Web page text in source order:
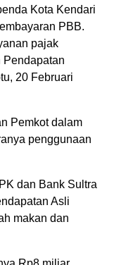
Kota Kendari
PBB.
pajak
Pendapatan
20 Februari
Pemkot dalam
penggunaan
dan Bank Sultra
Asli
makan dan